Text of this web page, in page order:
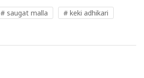
# saugat malla # keki adhikari